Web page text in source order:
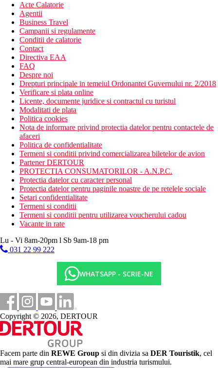
Acte Calatorie
Agentii
Business Travel
Campanii si regulamente
Conditii de calatorie
Contact
Directiva EAA
FAQ
Despre noi
Drepturi principale in temeiul Ordonantei Guvernului nr. 2/2018
Verificare si plata online
Licente, documente juridice si contractul cu turistul
Modalitati de plata
Politica cookies
Nota de informare privind protectia datelor pentru contactele de
afaceri
Politica de confidentialitate
Termeni si conditii privind comercializarea biletelor de avion
Partener DERTOUR
PROTECTIA CONSUMATORILOR - A.N.P.C.
Protectia datelor cu caracter personal
Protectia datelor pentru paginile noastre de pe retelele sociale
Setari confidentialitate
Termeni si conditii
Termeni si conditii pentru utilizarea voucherului cadou
Vacante in rate
Lu - Vi 8am-20pm l Sb 9am-18 pm
031 22 99 222
WHATSAPP - SCRIE-NE
Copyright © 2026, DERTOUR
Facem parte din REWE Group si din divizia sa DER Touristik, cel
mai mare grup central-european din industria turismului.